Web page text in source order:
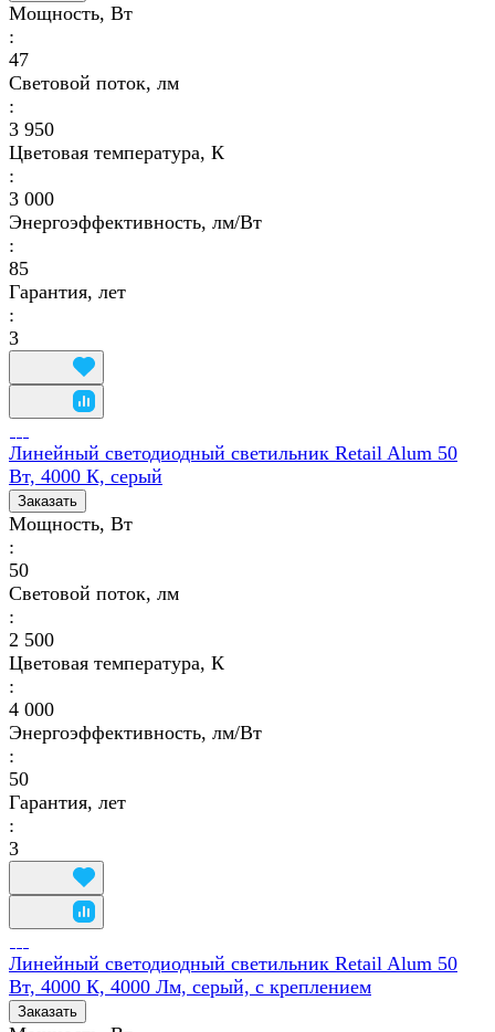
Мощность, Вт
:
47
Световой поток, лм
:
3 950
Цветовая температура, К
:
3 000
Энергоэффективность, лм/Вт
:
85
Гарантия, лет
:
3
Линейный светодиодный светильник Retail Alum 50
Вт, 4000 К, серый
Заказать
Мощность, Вт
:
50
Световой поток, лм
:
2 500
Цветовая температура, К
:
4 000
Энергоэффективность, лм/Вт
:
50
Гарантия, лет
:
3
Линейный светодиодный светильник Retail Alum 50
Вт, 4000 К, 4000 Лм, серый, с креплением
Заказать